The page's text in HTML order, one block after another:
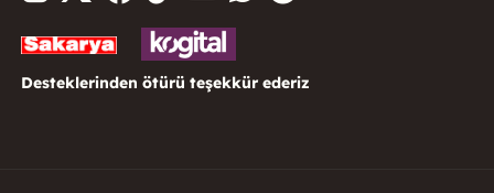
Desteklerinden ötürü teşekkür ederiz